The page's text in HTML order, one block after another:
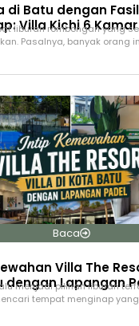
di Batu dengan
Villa Kichi 6 Kamar
liburan rombongan yang
Pasalnya, banyak orang
Baca
Villa The
dengan Lapangan
menjadi pilihan liburan
tempat menginap